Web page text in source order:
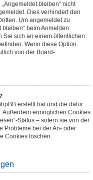
bleiben“ nicht
Dies verhindert den
Um angemeldet zu
beim Anmelden
Sie sich an einem öffentlichen
Wenn diese Option
von der Board-
erstellt hat und die dafür
Außerdem ermöglichen Cookies
Status – sofern sie von der
Probleme bei der An- oder
Cookies löschen.